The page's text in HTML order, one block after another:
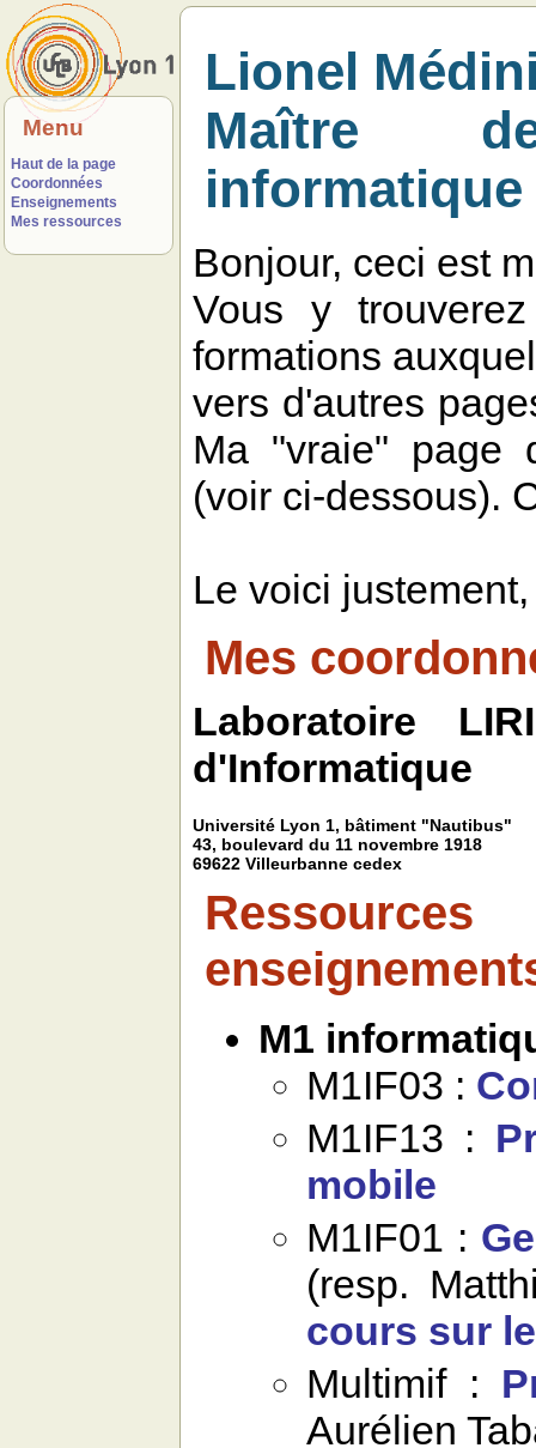
Menu
Haut de la page
Coordonnées
Enseignements
Mes ressources
Lionel
Maître
informatique
Bonjour, ceci est
Vous y
formations
vers d'autres
Ma "vraie" page
(voir ci-dessous).
Le voici
Mes
Laboratoire
d'Informatique
Université Lyon 1, bâtiment "Nautibus"
43, boulevard du 11 novembre 1918
69622 Villeurbanne cedex
M1
M1IF03 :
M1IF13 :
mobile
M1IF01 :
(resp.
cours sur
Multimif :
Aurélien